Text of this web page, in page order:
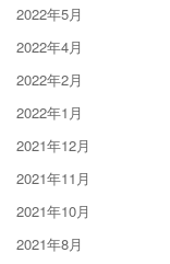
2022年5月
2022年4月
2022年2月
2022年1月
2021年12月
2021年11月
2021年10月
2021年8月